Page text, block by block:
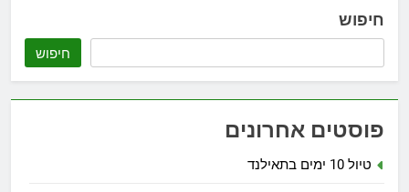
חיפוש
חיפוש
פוסטים אחרונים
טיול 10 ימים בתאילנד